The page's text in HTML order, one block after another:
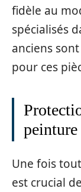
fidèle au
spécialisés
anciens
pour ces
peinture
Une fois
est crucial